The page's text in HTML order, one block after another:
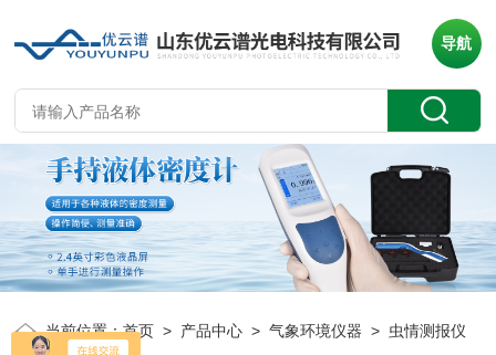
导航
当前位置：首页 > 产品中心 >气象环境仪器 > 虫情测报仪